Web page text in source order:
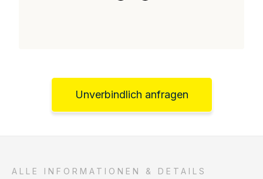
Unverbindlich anfragen
ALLE INFORMATIONEN & DETAILS